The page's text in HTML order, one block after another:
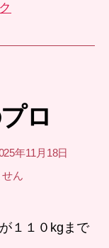
ロ
年11月18日
ん
１１０kgまで